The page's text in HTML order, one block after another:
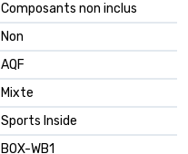
‎Composants non inclus
‎Non
‎AQF
‎Mixte
‎Sports Inside
‎BOX-WB1